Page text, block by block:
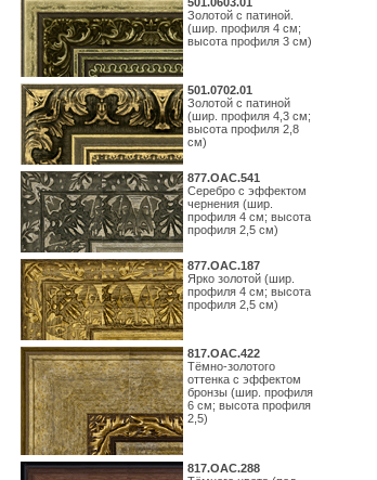
Золотой с патиной.
(шир. профиля 4 см;
высота профиля 3 см)
501.0702.01
Золотой с патиной
(шир. профиля 4,3 см;
высота профиля 2,8
см)
877.ОАС.541
Серебро с эффектом
чернения (шир.
профиля 4 см; высота
профиля 2,5 см)
877.ОАС.187
Ярко золотой (шир.
профиля 4 см; высота
профиля 2,5 см)
817.ОАС.422
Тёмно-золотого
оттенка с эффектом
бронзы (шир. профиля
6 см; высота профиля
2,5)
817.ОАС.288